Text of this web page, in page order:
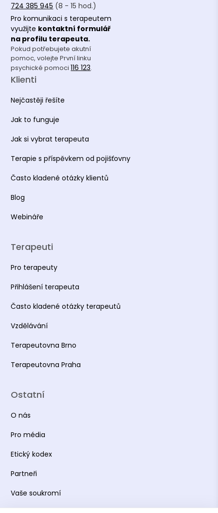
724 385 945 (8 - 15 hod.)
Pro komunikaci s terapeutem
využijte kontaktní formulář
na profilu terapeuta.
Pokud potřebujete akutní
pomoc, volejte První linku
psychické pomoci116 123.
Klienti
Nejčastěji řešíte
Jak to funguje
Jak si vybrat terapeuta
Terapie s příspěvkem od pojišťovny
Často kladené otázky klientů
Blog
Webináře
Terapeuti
Pro terapeuty
Přihlášení terapeuta
Často kladené otázky terapeutů
Vzdělávání
Terapeutovna Brno
Terapeutovna Praha
Ostatní
O nás
Pro média
Etický kodex
Partneři
Vaše soukromí